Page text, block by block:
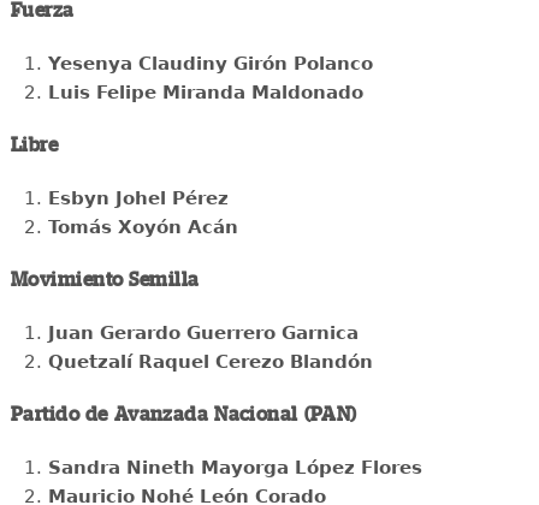
Fuerza
Yesenya Claudiny Girón Polanco
Luis Felipe Miranda Maldonado
Libre
Esbyn Johel Pérez
Tomás Xoyón Acán
Movimiento Semilla
Juan Gerardo Guerrero Garnica
Quetzalí Raquel Cerezo Blandón
Partido de Avanzada Nacional (PAN)
Sandra Nineth Mayorga López Flores
Mauricio Nohé León Corado